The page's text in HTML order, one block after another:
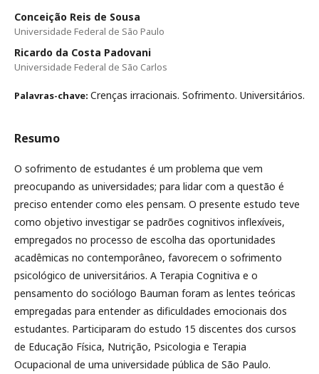
Conceição Reis de Sousa
Universidade Federal de São Paulo
Ricardo da Costa Padovani
Universidade Federal de São Carlos
Palavras-chave: Crenças irracionais. Sofrimento. Universitários.
Resumo
O sofrimento de estudantes é um problema que vem
preocupando as universidades; para lidar com a questão é
preciso entender como eles pensam. O presente estudo teve
como objetivo investigar se padrões cognitivos inflexíveis,
empregados no processo de escolha das oportunidades
acadêmicas no contemporâneo, favorecem o sofrimento
psicológico de universitários. A Terapia Cognitiva e o
pensamento do sociólogo Bauman foram as lentes teóricas
empregadas para entender as dificuldades emocionais dos
estudantes. Participaram do estudo 15 discentes dos cursos
de Educação Física, Nutrição, Psicologia e Terapia
Ocupacional de uma universidade pública de São Paulo.